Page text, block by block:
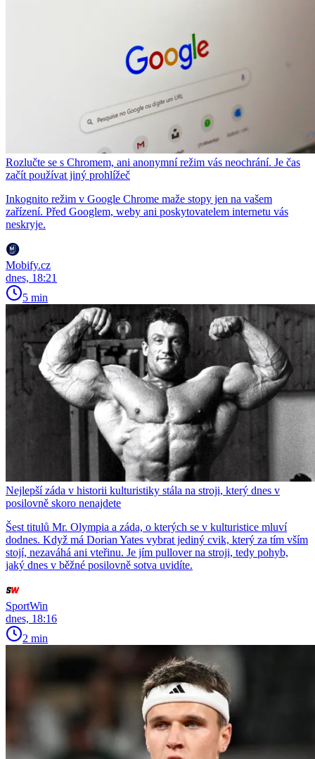
Rozlučte se s Chromem, ani anonymní režim vás neochrání. Je čas
začít používat jiný prohlížeč
Inkognito režim v Google Chrome maže stopy jen na vašem
zařízení. Před Googlem, weby ani poskytovatelem internetu vás
neskryje.
Mobify.cz
dnes, 18:21
5 min
Nejlepší záda v historii kulturistiky stála na stroji, který dnes v
posilovně skoro nenajdete
Šest titulů Mr. Olympia a záda, o kterých se v kulturistice mluví
dodnes. Když má Dorian Yates vybrat jediný cvik, který za tím vším
stojí, nezaváhá ani vteřinu. Je jím pullover na stroji, tedy pohyb,
jaký dnes v běžné posilovně sotva uvidíte.
SportWin
dnes, 18:16
2 min